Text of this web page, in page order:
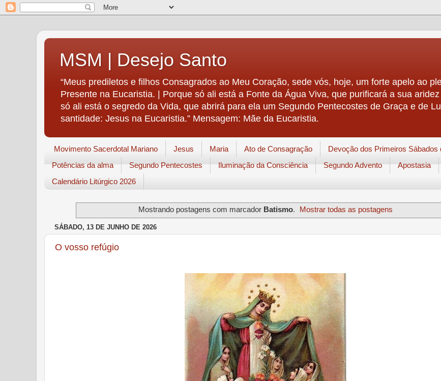
MSM | Desejo Santo
“Meus prediletos e filhos Consagrados ao Meu Coração, sede vós, hoje, um forte apelo ao
Presente na Eucaristia. | Porque só ali está a Fonte da Água Viva, que purificará a sua
só ali está o segredo da Vida, que abrirá para ela um Segundo Pentecostes de Graça e de
santidade: Jesus na Eucaristia.” Mensagem: Mãe da Eucaristia.
Movimento Sacerdotal Mariano Jesus Maria Ato de Consagração Devoção dos Primeiros Sábados
Potências da alma
Segundo Pentecostes Iluminação da Consciência Segundo Advento Apostasia
Calendário Litúrgico 2026
Mostrando postagens com marcador Batismo. Mostrar todas as postagens
SÁBADO, 13 DE JUNHO DE 2026
O vosso refúgio